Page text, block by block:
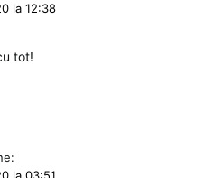
la 12:38
tot!